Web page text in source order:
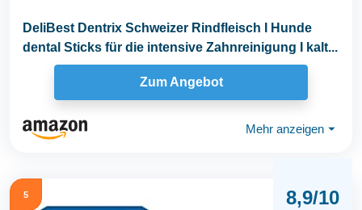
DeliBest Dentrix Schweizer Rindfleisch I Hunde
dental Sticks für die intensive Zahnreinigung I kalt...
Zum Angebot
Mehr anzeigen ⏷
5 8,9/10